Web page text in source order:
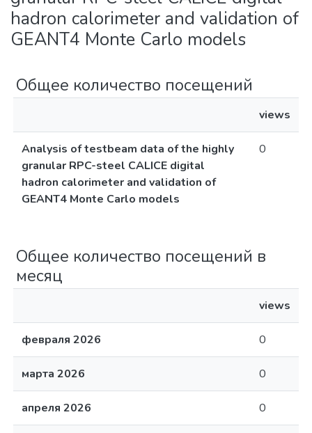
hadron calorimeter and validation of
GEANT4 Monte Carlo models
Общее количество посещений
views
Analysis of testbeam data of the highly
granular RPC-steel CALICE digital
hadron calorimeter and validation of
GEANT4 Monte Carlo models
0
Общее количество посещений в
месяц
views
февраля 2026 0
марта 2026 0
апреля 2026 0